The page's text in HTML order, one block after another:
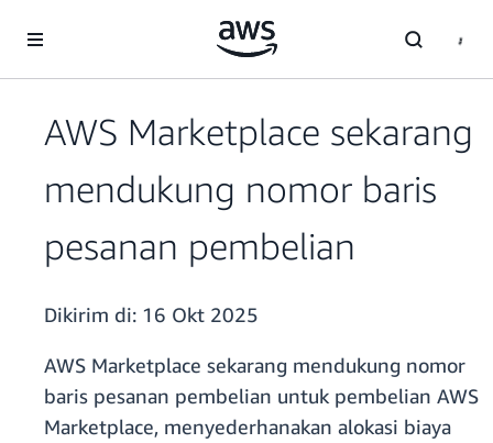
AWS Marketplace sekarang
mendukung nomor baris
pesanan pembelian
Dikirim di: 16 Okt 2025
AWS Marketplace sekarang mendukung nomor
baris pesanan pembelian untuk pembelian AWS
Marketplace, menyederhanakan alokasi biaya